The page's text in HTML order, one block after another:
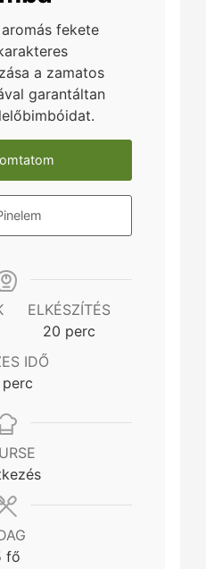
fekete
a zamatos
garantáltan
ELKÉSZÍTÉS
20minutes
perc
IDŐ
perc
fő